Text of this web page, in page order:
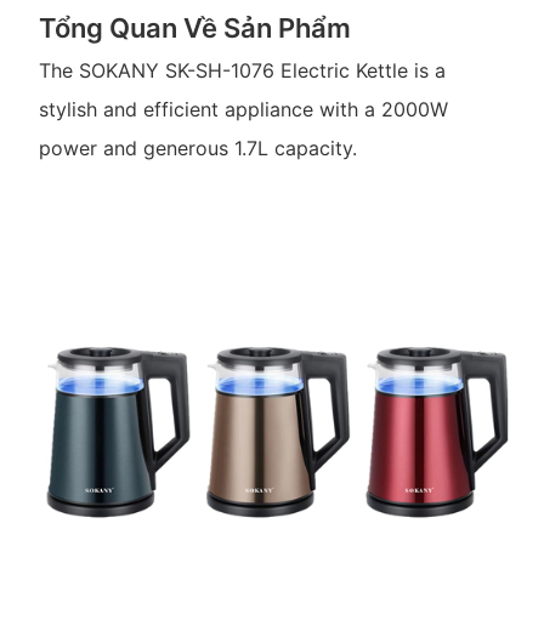
Tổng Quan Về Sản Phẩm
The SOKANY SK-SH-1076 Electric Kettle is a
stylish and efficient appliance with a 2000W
power and generous 1.7L capacity.